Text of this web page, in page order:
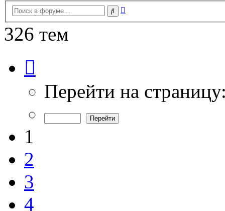
Поиск
326 тем
из
Перейти на
1
2
3
4